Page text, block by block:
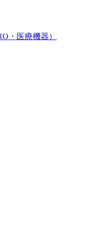
・医療機器）